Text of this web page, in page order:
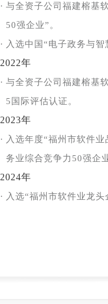
· 与全资子公司福建榕基
50强企业”。
· 入选中国“电子政务与
2022年
· 与全资子公司福建榕基
5国际评估认证。
2023年
· 入选年度“福州市软件
务业综合竞争力50强企
2024年
· 入选“福州市软件业龙头